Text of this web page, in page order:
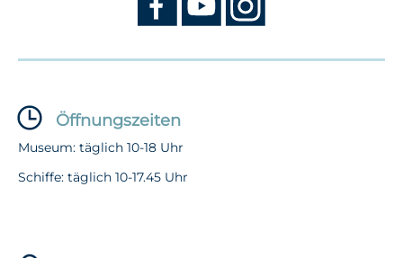
Öffnungszeiten
Museum: täglich 10-18 Uhr
Schiffe: täglich 10-17.45 Uhr